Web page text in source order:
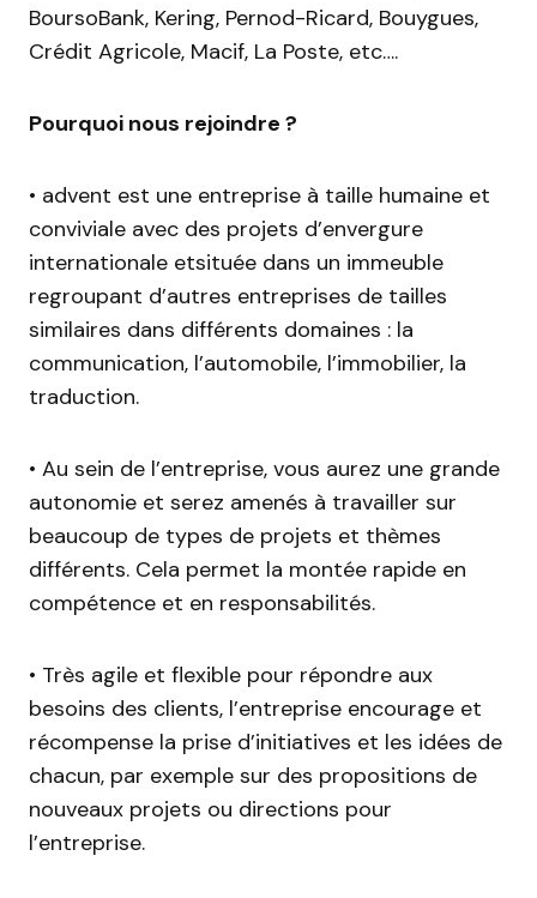
BoursoBank, Kering, Pernod-Ricard, Bouygues,
Crédit Agricole, Macif, La Poste, etc….
Pourquoi nous rejoindre ?
• advent est une entreprise à taille humaine et
conviviale avec des projets d’envergure
internationale etsituée dans un immeuble
regroupant d’autres entreprises de tailles
similaires dans différents domaines : la
communication, l’automobile, l’immobilier, la
traduction.
• Au sein de l’entreprise, vous aurez une grande
autonomie et serez amenés à travailler sur
beaucoup de types de projets et thèmes
différents. Cela permet la montée rapide en
compétence et en responsabilités.
• Très agile et flexible pour répondre aux
besoins des clients, l’entreprise encourage et
récompense la prise d’initiatives et les idées de
chacun, par exemple sur des propositions de
nouveaux projets ou directions pour
l’entreprise.